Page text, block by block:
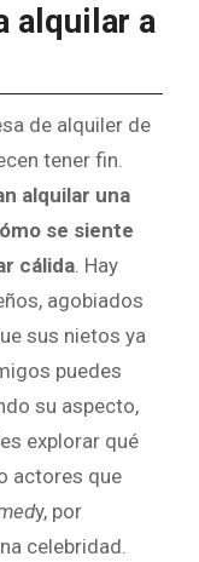
alquilar a
de alquiler de
tener fin.
alquilar una
se siente
cálida . Hay
agobiados
sus nietos ya
puedes
su aspecto,
explorar qué
actores que
y, por
celebridad.